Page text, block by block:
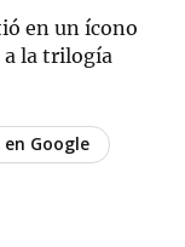
en un ícono
a la trilogía
Google